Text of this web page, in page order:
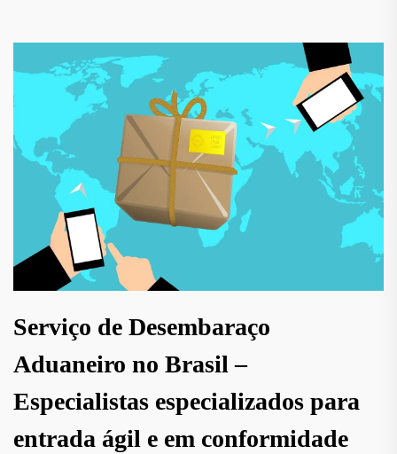
Serviço de Desembaraço
Aduaneiro no Brasil –
Especialistas especializados para
entrada ágil e em conformidade